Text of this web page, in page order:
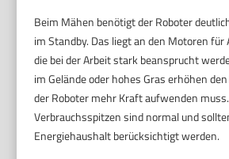
Beim Mähen benötigt der Roboter
im Standby. Das liegt an den Motoren für
die bei der Arbeit stark beansprucht
im Gelände oder hohes Gras erhöhen
der Roboter mehr Kraft aufwenden
Verbrauchsspitzen sind normal und
Energiehaushalt berücksichtigt werden.